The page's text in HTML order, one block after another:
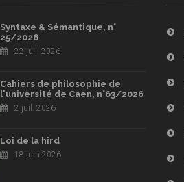
Syntaxe & Sémantique, n°
25/2026
22 juil. 2026
Cahiers de philosophie de
l'université de Caen, n°63/2026
2 juil. 2026
Loi de la hird
18 juin 2026